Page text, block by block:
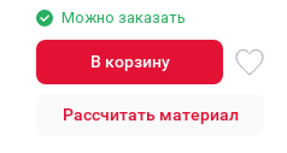
Можно заказать
В корзину
Рассчитать материал